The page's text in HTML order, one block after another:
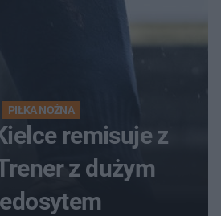
PIŁKA NOŻNA
remisuje z
z dużym